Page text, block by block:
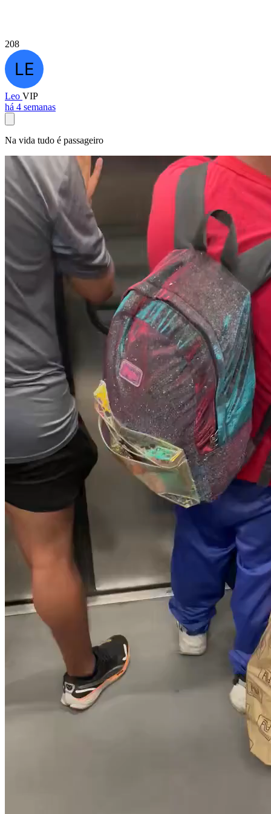
208
Leo VIP
há 4 semanas
Na vida tudo é passageiro